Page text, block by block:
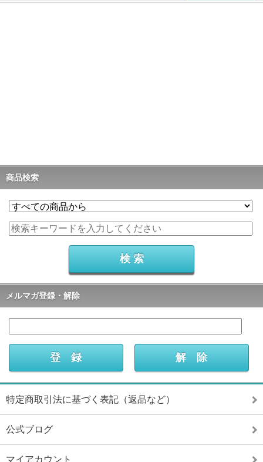
商品検索
メルマガ登録・解除
特定商取引法に基づく表記（返品など）
公式ブログ
マイアカウント